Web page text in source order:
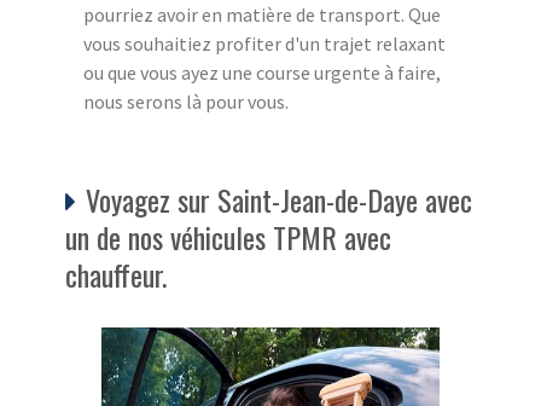
pourriez avoir en matière de transport. Que
vous souhaitiez profiter d'un trajet relaxant
ou que vous ayez une course urgente à faire,
nous serons là pour vous.
Voyagez sur Saint-Jean-de-Daye avec
un de nos véhicules TPMR avec
chauffeur.